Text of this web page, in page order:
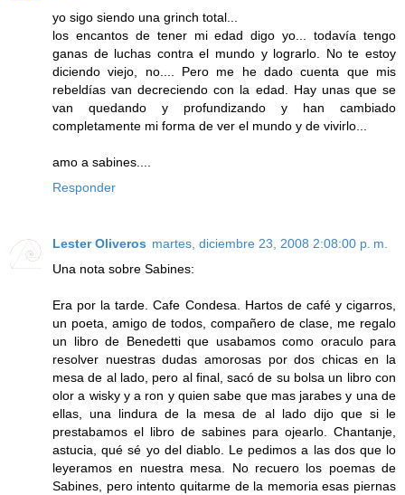
yo sigo siendo una grinch total...
los encantos de tener mi edad digo yo... todavía tengo
ganas de luchas contra el mundo y lograrlo. No te estoy
diciendo viejo, no.... Pero me he dado cuenta que mis
rebeldías van decreciendo con la edad. Hay unas que se
van quedando y profundizando y han cambiado
completamente mi forma de ver el mundo y de vivirlo...
amo a sabines....
Responder
Lester Oliveros martes, diciembre 23, 2008 2:08:00 p. m.
Una nota sobre Sabines:
Era por la tarde. Cafe Condesa. Hartos de café y cigarros,
un poeta, amigo de todos, compañero de clase, me regalo
un libro de Benedetti que usabamos como oraculo para
resolver nuestras dudas amorosas por dos chicas en la
mesa de al lado, pero al final, sacó de su bolsa un libro con
olor a wisky y a ron y quien sabe que mas jarabes y una de
ellas, una lindura de la mesa de al lado dijo que si le
prestabamos el libro de sabines para ojearlo. Chantanje,
astucia, qué sé yo del diablo. Le pedimos a las dos que lo
leyeramos en nuestra mesa. No recuero los poemas de
Sabines, pero intento quitarme de la memoria esas piernas